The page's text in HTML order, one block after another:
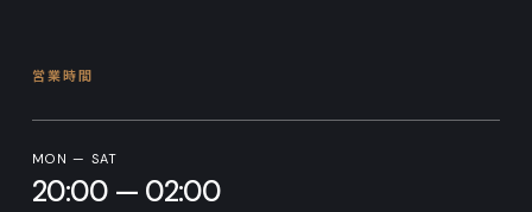
営業時間
MON — SAT
20:00 — 02:00